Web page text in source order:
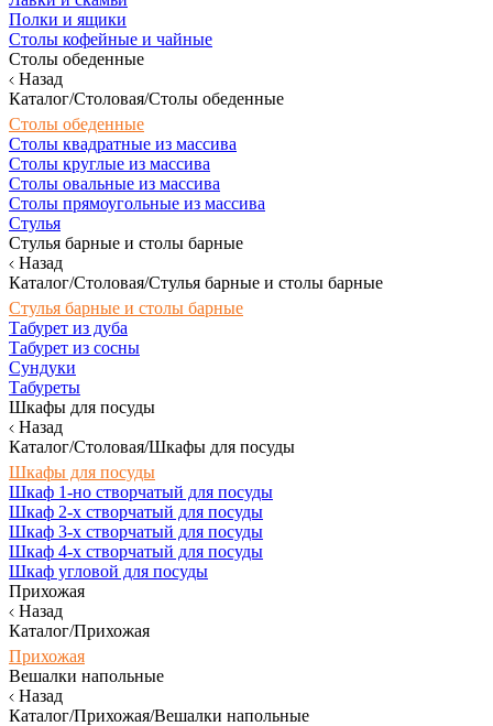
Полки и ящики
Столы кофейные и чайные
Столы обеденные
Назад
Каталог/Столовая/Столы обеденные
Столы обеденные
Столы квадратные из массива
Столы круглые из массива
Столы овальные из массива
Столы прямоугольные из массива
Стулья
Стулья барные и столы барные
Назад
Каталог/Столовая/Стулья барные и столы барные
Стулья барные и столы барные
Табурет из дуба
Табурет из сосны
Сундуки
Табуреты
Шкафы для посуды
Назад
Каталог/Столовая/Шкафы для посуды
Шкафы для посуды
Шкаф 1-но створчатый для посуды
Шкаф 2-х створчатый для посуды
Шкаф 3-х створчатый для посуды
Шкаф 4-х створчатый для посуды
Шкаф угловой для посуды
Прихожая
Назад
Каталог/Прихожая
Прихожая
Вешалки напольные
Назад
Каталог/Прихожая/Вешалки напольные